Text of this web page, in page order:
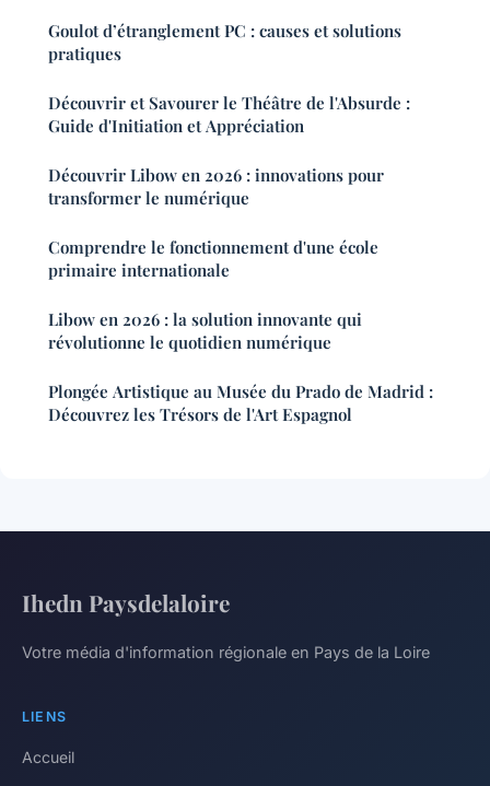
Goulot d’étranglement PC : causes et solutions
pratiques
Découvrir et Savourer le Théâtre de l'Absurde :
Guide d'Initiation et Appréciation
Découvrir Libow en 2026 : innovations pour
transformer le numérique
Comprendre le fonctionnement d'une école
primaire internationale
Libow en 2026 : la solution innovante qui
révolutionne le quotidien numérique
Plongée Artistique au Musée du Prado de Madrid :
Découvrez les Trésors de l'Art Espagnol
Ihedn Paysdelaloire
Votre média d'information régionale en Pays de la Loire
LIENS
Accueil